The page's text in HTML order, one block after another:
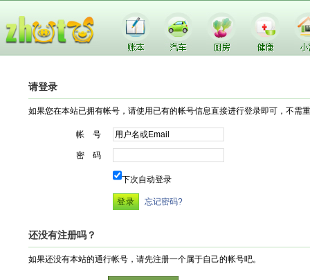
请登录
如果您在本站已拥有帐号，请使用已有的帐号信息直接进行登录即可，不需
帐 号
密 码
下次自动登录
忘记密码?
还没有注册吗？
如果还没有本站的通行帐号，请先注册一个属于自己的帐号吧。